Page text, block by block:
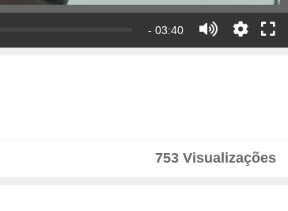
- 03:40
753 Visualizações